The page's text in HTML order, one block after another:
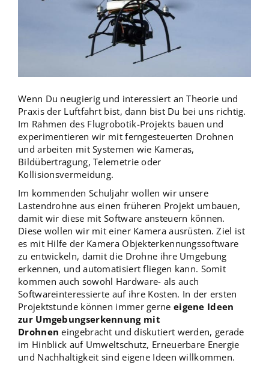
Wenn Du neugierig und interessiert an Theorie und
Praxis der Luftfahrt bist, dann bist Du bei uns richtig.
Im Rahmen des Flugrobotik-Projekts bauen und
experimentieren wir mit ferngesteuerten Drohnen
und arbeiten mit Systemen wie Kameras,
Bildübertragung, Telemetrie oder
Kollisionsvermeidung.
Im kommenden Schuljahr wollen wir unsere
Lastendrohne aus einen früheren Projekt umbauen,
damit wir diese mit Software ansteuern können.
Diese wollen wir mit einer Kamera ausrüsten. Ziel ist
es mit Hilfe der Kamera Objekterkennungssoftware
zu entwickeln, damit die Drohne ihre Umgebung
erkennen, und automatisiert fliegen kann. Somit
kommen auch sowohl Hardware- als auch
Softwareinteressierte auf ihre Kosten. In der ersten
Projektstunde können immer gerne eigene Ideen
zur Umgebungserkennung mit
Drohnen eingebracht und diskutiert werden, gerade
im Hinblick auf Umweltschutz, Erneuerbare Energie
und Nachhaltigkeit sind eigene Ideen willkommen.